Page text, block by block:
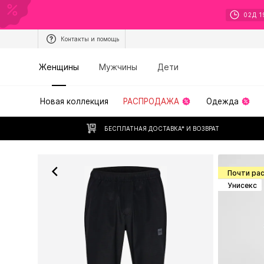
02 Д
Контакты и помощь
Женщины Мужчины Дети
Новая коллекция РАСПРОДАЖА Одежда
БЕСПЛАТНАЯ ДОСТАВКА* И ВОЗВРАТ
Почти
Унисекс